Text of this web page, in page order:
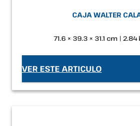
CAJA WALTER
71.6 × 39.3 × 31.1 cm |
VER ESTE ARTICULO